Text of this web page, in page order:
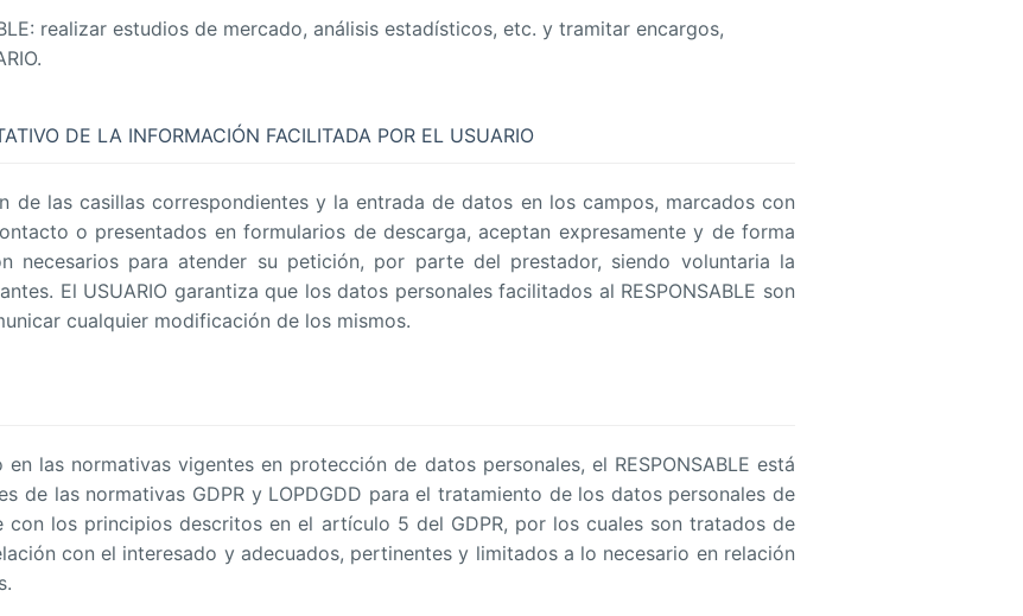
realizar estudios de mercado, análisis estadísticos, etc. y tramitar encargos,
DE LA INFORMACIÓN FACILITADA POR EL USUARIO
de las casillas correspondientes y la entrada de datos en los campos, marcados con
o presentados en formularios de descarga, aceptan expresamente y de forma
necesarios para atender su petición, por parte del prestador, siendo voluntaria la
El USUARIO garantiza que los datos personales facilitados al RESPONSABLE son
cualquier modificación de los mismos.
las normativas vigentes en protección de datos personales, el RESPONSABLE está
de las normativas GDPR y LOPDGDD para el tratamiento de los datos personales de
con los principios descritos en el artículo 5 del GDPR, por los cuales son tratados de
con el interesado y adecuados, pertinentes y limitados a lo necesario en relación